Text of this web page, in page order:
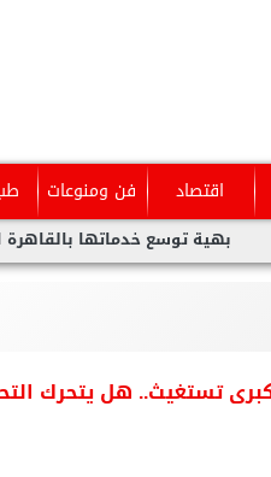
اقتصاد فن ومنوعات
خدماتها بالقاهرة الجديدة..
تستغيث.. هل يتحرك